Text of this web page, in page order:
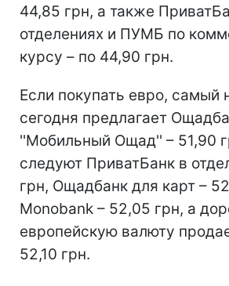
44,85 грн, а также
отделениях и ПУМБ по
курсу – по 44,90 грн.
Если покупать евро, самый
сегодня предлагает
''Мобильный Ощад'' – 51,90
следуют ПриватБанк в
грн, Ощадбанк для карт –
Monobank – 52,05 грн, а
европейскую валюту
52,10 грн.